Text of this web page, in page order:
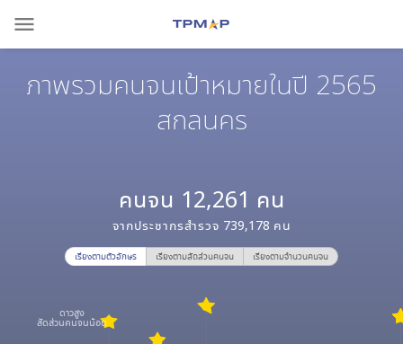
menu
ภาพรวมคนจนเป้าหมายในปี 2565
สกลนคร
คนจน 12,261 คน
จากประชากรสำรวจ 739,178 คน
เรียงตามตัวอักษร เรียงตามสัดส่วนคนจน เรียงตามจำนวนคนจน
ดาวสูง
สัดส่วนคนจนน้อย